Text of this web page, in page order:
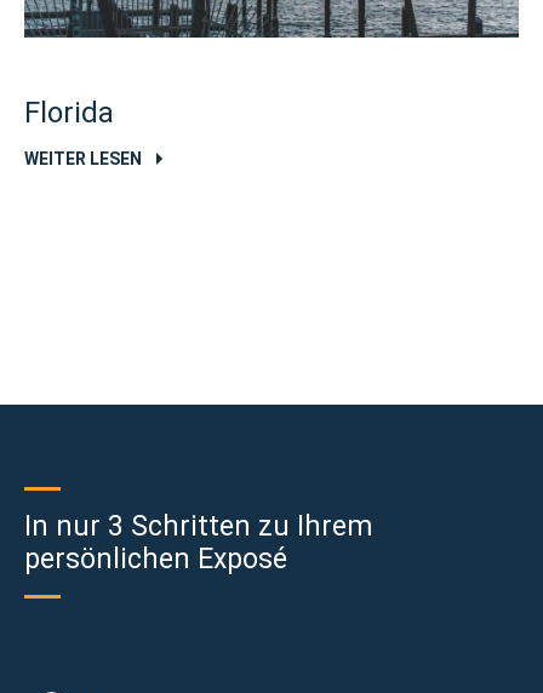
Florida
WEITER LESEN
In nur 3 Schritten zu Ihrem
persönlichen Exposé